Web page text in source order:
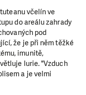
včelín ve
do areálu zahrady
pod
že je při něm těžké
imunitě,
Iurie. "Vzduch
a je velmi